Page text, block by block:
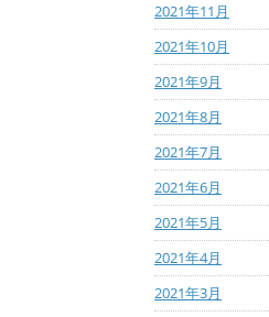
2021年11月
2021年10月
2021年9月
2021年8月
2021年7月
2021年6月
2021年5月
2021年4月
2021年3月